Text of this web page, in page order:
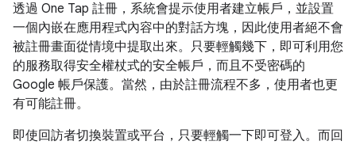
透過 One Tap 註冊，系統會提示使用者建立帳戶，並設置
一個內嵌在應用程式內容中的對話方塊，因此使用者絕不會
被註冊畫面從情境中提取出來。只要輕觸幾下，即可利用您
的服務取得安全權杖式的安全帳戶，而且不受密碼的
Google 帳戶保護。當然，由於註冊流程不多，使用者也更
有可能註冊。
即使回訪者切換裝置或平台，只要輕觸一下即可登入。而回